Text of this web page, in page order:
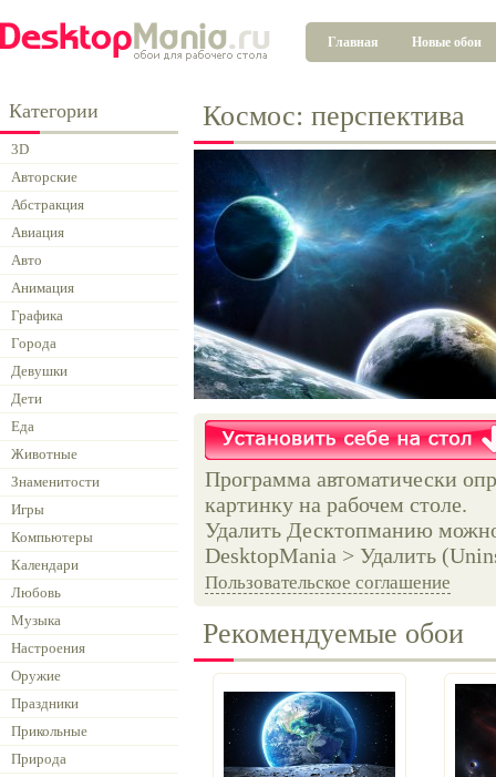
Главная Новые обои
Категории
3D
Авторские
Абстракция
Авиация
Авто
Анимация
Графика
Города
Девушки
Дети
Еда
Животные
Знаменитости
Игры
Компьютеры
Календари
Любовь
Музыка
Настроения
Оружие
Праздники
Прикольные
Природа
Космос: перспектива
Программа автоматически
картинку на рабочем столе.
Удалить Десктопманию
DesktopMania > Удалить
Пользовательское соглашение
Рекомендуемые обои